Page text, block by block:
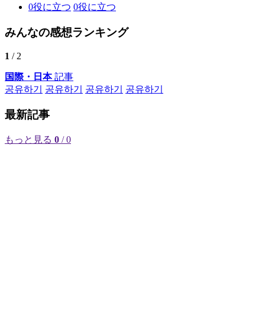
0役に立つ 0役に立つ
みんなの感想ランキング
1 / 2
国際・日本記事
공유하기
공유하기 공유하기 공유하기
最新記事
もっと見る 0 / 0